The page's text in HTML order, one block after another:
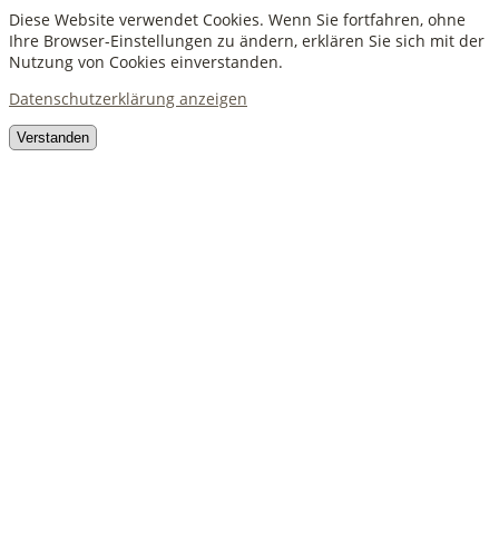
Diese Website verwendet Cookies. Wenn Sie fortfahren, ohne
Ihre Browser-Einstellungen zu ändern, erklären Sie sich mit der
Nutzung von Cookies einverstanden.
Datenschutzerklärung anzeigen
Verstanden